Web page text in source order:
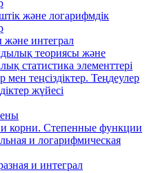
және логарифмдік
интеграл
теориясы және
статистика элементтері
мен теңсіздіктер. Теңдеулер
жүйесі
корни. Степенные функции
и логарифмическая
и интеграл